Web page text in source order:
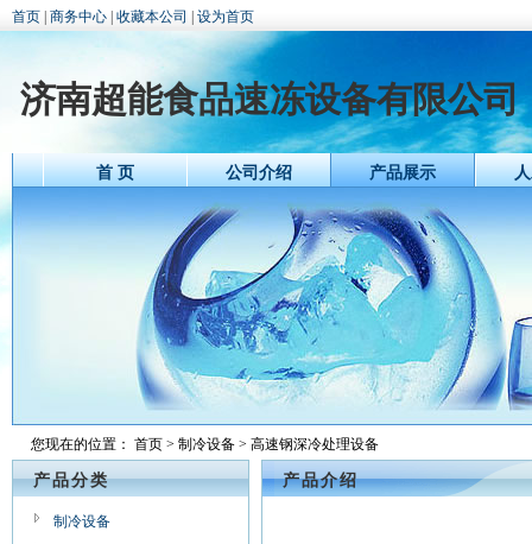
首页 商务中心 收藏本公司 设为首页
济南超能食品速冻设备有限公司
首 页 公司介绍 产品展示
您现在的位置： 首页 > 制冷设备 > 高速钢深冷处理设备
产品分类
制冷设备
产品介绍